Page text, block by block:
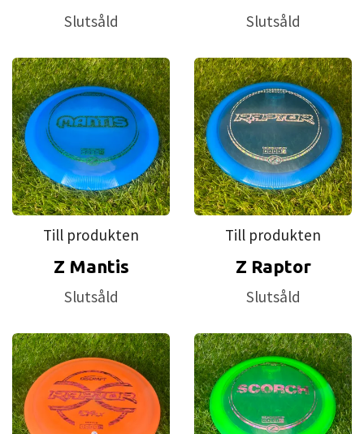
Slutsåld Slutsåld
Till produkten
Z Mantis
Slutsåld
Till produkten
Z Raptor
Slutsåld